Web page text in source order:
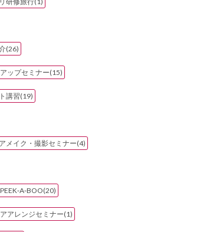
(26)
ップセミナー(15)
講習(19)
メイク・撮影セミナー(4)
アレンジセミナー(1)